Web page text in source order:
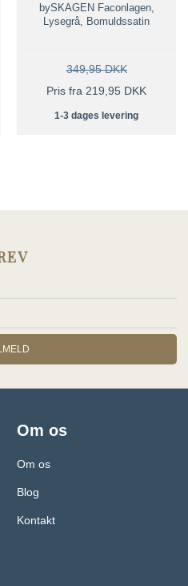
bySKAGEN Faconlagen,
Lysegrå, Bomuldssatin
349,95 DKK
Pris fra 219,95 DKK
1-3 dages levering
Om os
Om os
Blog
Kontakt